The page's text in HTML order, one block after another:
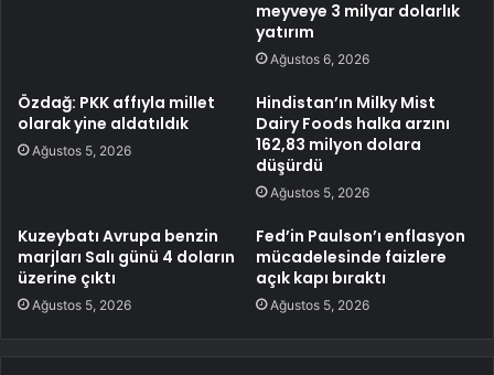
meyveye 3 milyar dolarlık
yatırım
Ağustos 6, 2026
Özdağ: PKK affıyla millet
olarak yine aldatıldık
Ağustos 5, 2026
Hindistan’ın Milky Mist
Dairy Foods halka arzını
162,83 milyon dolara
düşürdü
Ağustos 5, 2026
Kuzeybatı Avrupa benzin
marjları Salı günü 4 doların
üzerine çıktı
Ağustos 5, 2026
Fed’in Paulson’ı enflasyon
mücadelesinde faizlere
açık kapı bıraktı
Ağustos 5, 2026